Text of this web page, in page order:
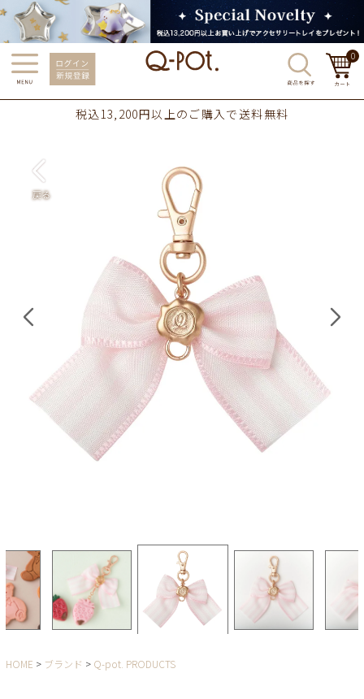
0
税込13,200円以上のご購入で送料無料
HOME ブランド Q-pot. PRODUCTS